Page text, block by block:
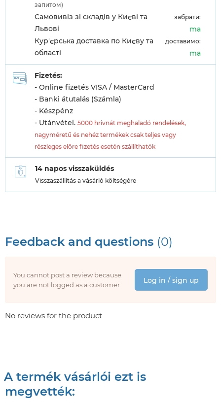
запитом)
Самовивіз зі складів у Києві та
Львові
забрати:
ma
Кур'єрська доставка по Києву та
області
доставимо:
ma
Fizetés:
- Online fizetés VISA / MasterCard
- Banki átutalás (Számla)
- Készpénz
- Utánvétel. 5000 hrivnát meghaladó rendelések,
nagyméretű és nehéz termékek csak teljes vagy
részleges előre fizetés esetén szállíthatók
14 napos visszaküldés
Visszaszállítás a vásárló költségére
Feedback and questions (0)
You cannot post a review because
you are not logged as a customer
Log in / sign up
No reviews for the product
A termék vásárlói ezt is
megvették: